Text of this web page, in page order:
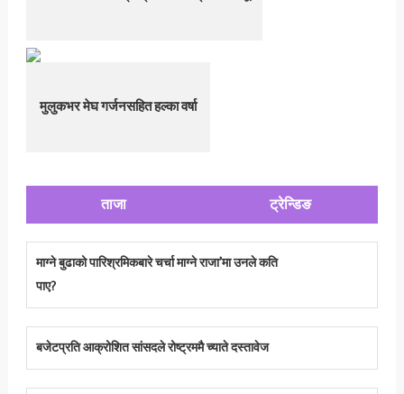
मुलुकभर मेघ गर्जनसहित हल्का वर्षा
ताजा ट्रेन्डिङ
माग्ने बुढाको पारिश्रमिकबारे चर्चा माग्ने राजा’मा उनले कति
पाए?
बजेटप्रति आक्रोशित सांसदले रोष्ट्रममै च्याते दस्तावेज